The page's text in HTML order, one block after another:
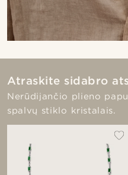
Atraskite sidabro
Nerūdijančio plieno
spalvų stiklo kristalais.